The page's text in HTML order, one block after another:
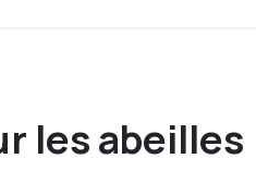
les abeilles